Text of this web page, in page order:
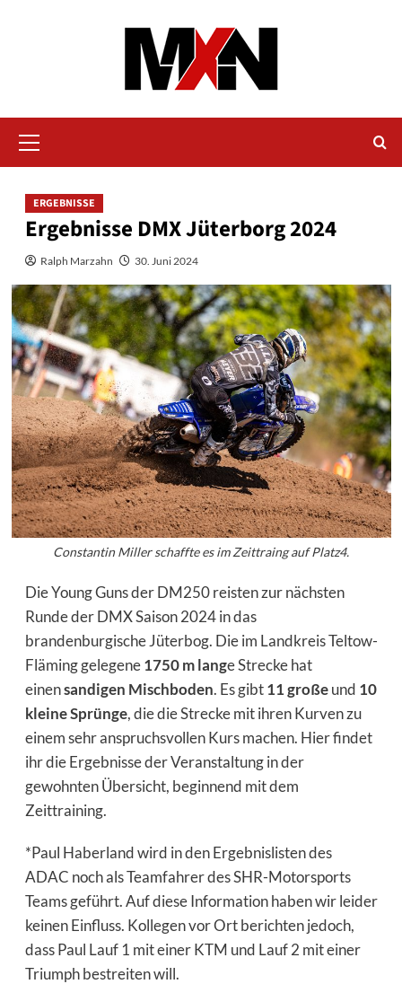
Menü
ERGEBNISSE
Ergebnisse DMX Jüterborg 2024
Ralph Marzahn 30. Juni 2024
Constantin Miller schaffte es im Zeittraing auf Platz4.
Die Young Guns der DM250 reisten zur nächsten
Runde der DMX Saison 2024 in das
brandenburgische Jüterbog. Die im Landkreis Teltow-
Fläming gelegene1750 m lange Strecke hat
einensandigen Mischboden. Es gibt11 großeund 10
kleine Sprünge, die die Strecke mit ihren Kurven zu
einem sehr anspruchsvollen Kurs machen. Hier findet
ihr die Ergebnisse der Veranstaltung in der
gewohnten Übersicht, beginnend mit dem
Zeittraining.
*Paul Haberland wird in den Ergebnislisten des
ADAC noch als Teamfahrer des SHR-Motorsports
Teams geführt. Auf diese Information haben wir leider
keinen Einfluss. Kollegen vor Ort berichten jedoch,
dass Paul Lauf 1 mit einer KTM und Lauf 2 mit einer
Triumph bestreiten will.